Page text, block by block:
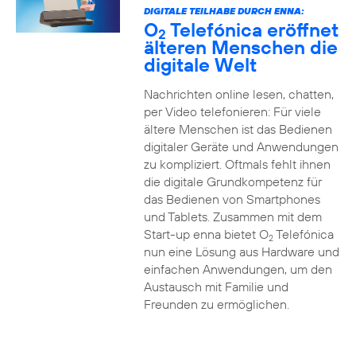
DIGITALE TEILHABE DURCH ENNA:
O2 Telefónica eröffnet
älteren Menschen die
digitale Welt
Nachrichten online lesen, chatten,
per Video telefonieren: Für viele
ältere Menschen ist das Bedienen
digitaler Geräte und Anwendungen
zu kompliziert. Oftmals fehlt ihnen
die digitale Grundkompetenz für
das Bedienen von Smartphones
und Tablets. Zusammen mit dem
Start-up enna bietet O2Telefónica
nun eine Lösung aus Hardware und
einfachen Anwendungen, um den
Austausch mit Familie und
Freunden zu ermöglichen.